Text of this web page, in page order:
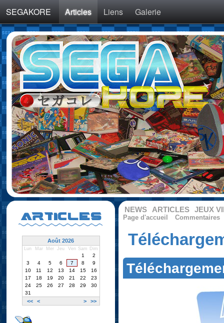
SEGAKORE Articles Liens Galerie
NEWS ARTICLES JEUX
Page d'accueil Commentaires
ARTICLES
Août 2026
Lun Mar Mer Jeu Ven Sam Dim
<< < > >>
1
2
3
4 5 6 7 8
9
10
11 12 13 14 15
16
17
18 19 20 21 22
23
24
25 26 27 28 29
30
31